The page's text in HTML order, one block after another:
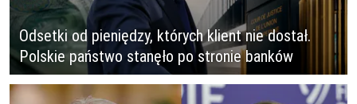
Odsetki od pieniędzy, których klient nie dostał.
Polskie państwo stanęło po stronie banków